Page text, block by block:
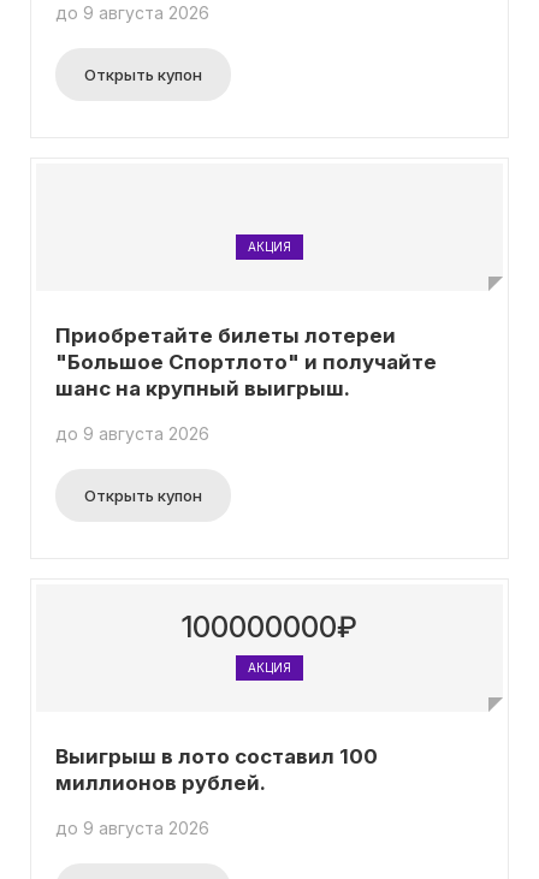
до 9 августа 2026
Открыть купон
АКЦИЯ
Приобретайте билеты лотереи
"Большое Спортлото" и получайте
шанс на крупный выигрыш.
до 9 августа 2026
Открыть купон
100000000₽
АКЦИЯ
Выигрыш в лото составил 100
миллионов рублей.
до 9 августа 2026